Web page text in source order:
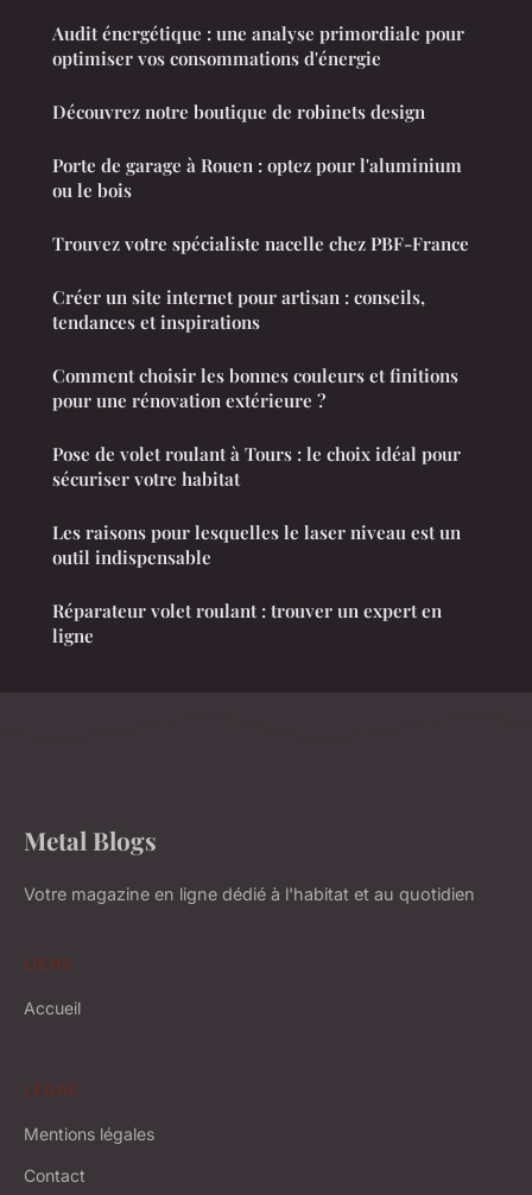
Audit énergétique : une analyse primordiale pour
optimiser vos consommations d'énergie
Découvrez notre boutique de robinets design
Porte de garage à Rouen : optez pour l'aluminium
ou le bois
Trouvez votre spécialiste nacelle chez PBF-France
Créer un site internet pour artisan : conseils,
tendances et inspirations
Comment choisir les bonnes couleurs et finitions
pour une rénovation extérieure ?
Pose de volet roulant à Tours : le choix idéal pour
sécuriser votre habitat
Les raisons pour lesquelles le laser niveau est un
outil indispensable
Réparateur volet roulant : trouver un expert en
ligne
Metal Blogs
Votre magazine en ligne dédié à l'habitat et au quotidien
LIENS
Accueil
LÉGAL
Mentions légales
Contact